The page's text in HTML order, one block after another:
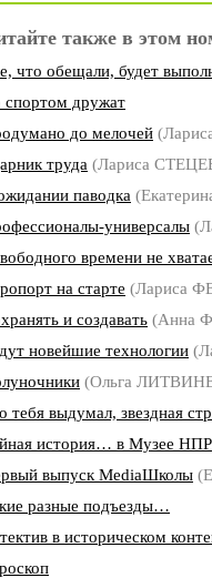
также в этом
что обещали, будет
спортом дружат
до мелочей
труда (Лариса
паводка
универсалы
времени не
на старте (Лариса
и создавать (Анна
новейшие технологии
(Ольга
тебя выдумал, звездная
история… в Музее НПР
выпуск MediaШколы
разные подъезды…
в историческом